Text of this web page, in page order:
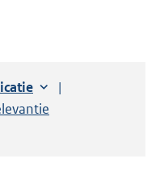
op:
per pagina